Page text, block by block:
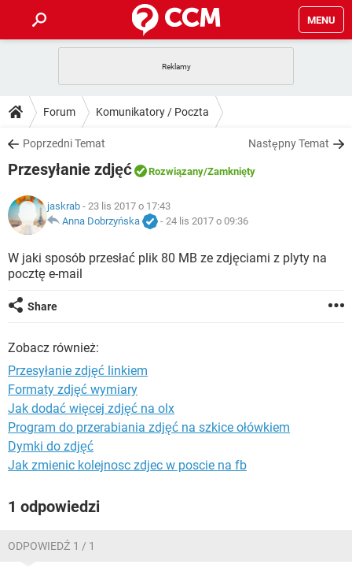
MENU
GRY WHATSAPP
SPOTIFY
INSTAGRAM FACEBOOK
WINDOWS 10
PORADY
PlayStation TIKTOK
INSTAGRAM
WINDOWS 10
DO POBRANIA
ANDROID TIKTOK
GRY
IOS NETFLIX
INSTAGRAM FACEBOOK
WINDOWS 10
COVID-19
GRY
SPOTIFY NETFLIX
ARTYKUŁY
COVID-19 TIKTOK
GRY
SPOTIFY
Forum Komunikatory / Poczta
Poprzedni Temat Następny Temat
Przesyłanie zdjęć Rozwiązany/Zamknięty
jaskrab - 23 lis 2017 o 17:43
Anna Dobrzyńska
- 24 lis 2017 o 09:36
W jaki sposób przesłać plik 80 MB ze zdjęciami z plyty na
pocztę e-mail
Share
Zobacz również:
Przesyłanie zdjęć linkiem
Formaty zdjęć wymiary
Jak dodać więcej zdjęć na olx
Program do przerabiania zdjęć na szkice ołówkiem
Dymki do zdjęć
Jak zmienic kolejnosc zdjec w poscie na fb
1 odpowiedzi
ODPOWIEDŹ 1 / 1